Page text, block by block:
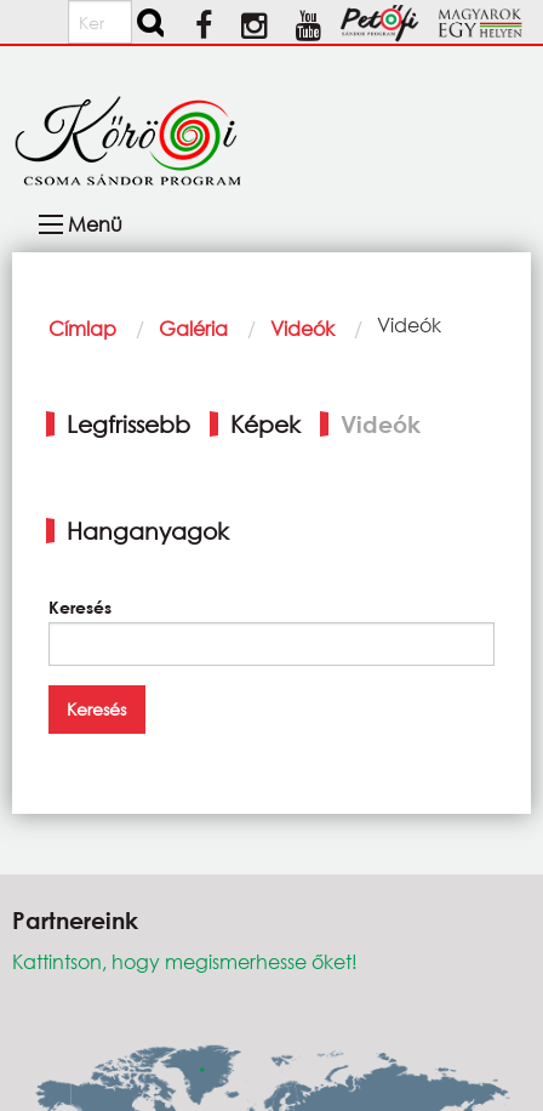
Ugrás a tartalomra
Keresés
navigáció
Menü
Morzsa
Címlap Galéria Videók Current:
Videók
fülek
Legfrissebb Képek Videók
Hanganyagok
Keresés
Partnereink
Kattintson, hogy megismerhesse őket!